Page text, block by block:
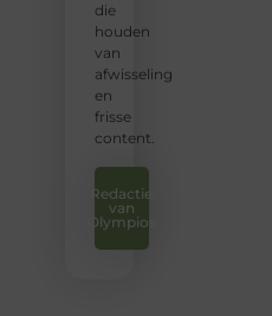
die
houden
van
afwisseling
en
frisse
content.
Redactie
van
Olympios